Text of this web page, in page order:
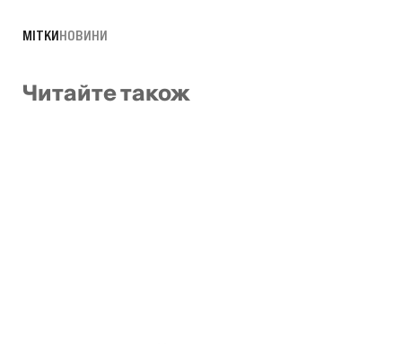
МІТКИНОВИНИ
Читайте також